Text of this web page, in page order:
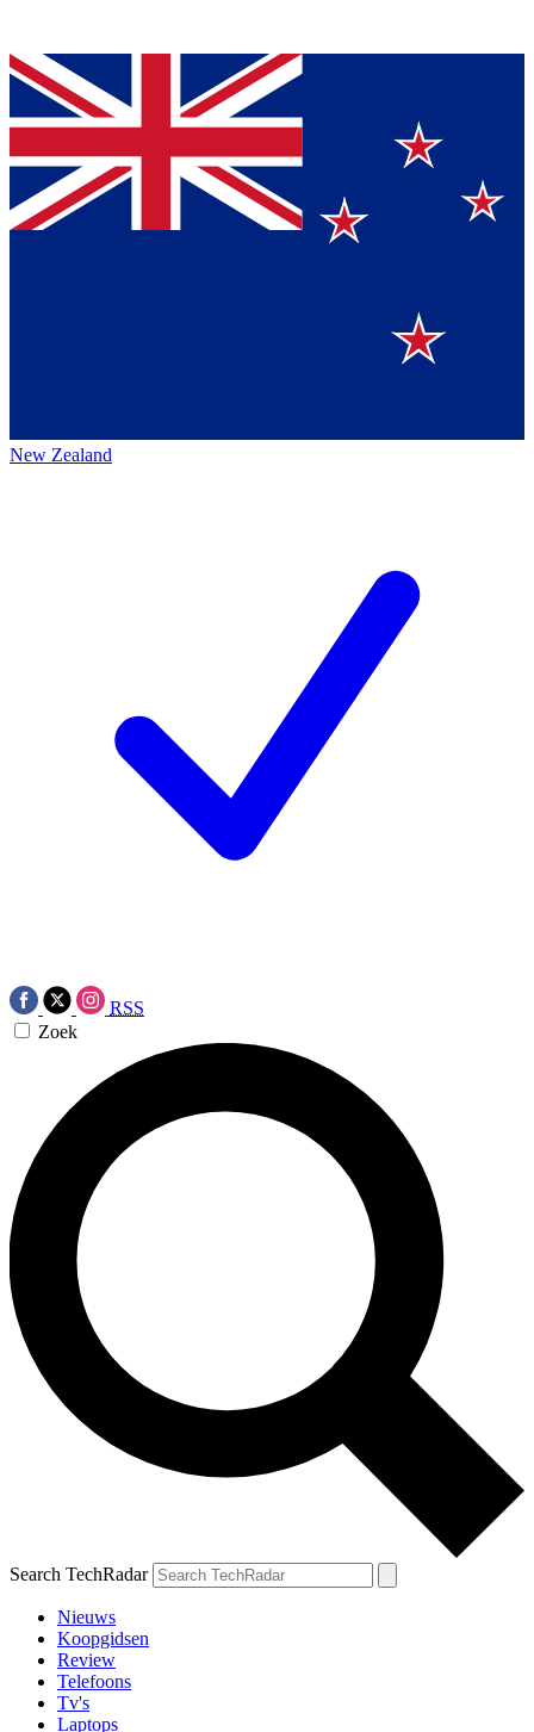
New Zealand
RSS
Zoek
Search TechRadar
Nieuws
Koopgidsen
Review
Telefoons
Tv's
Laptops